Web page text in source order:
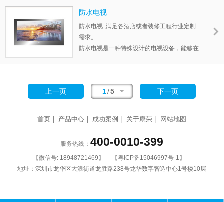
排队叫号机通常在需要管理大量客户流量的地
方使用，如餐馆、医院和银行等。用户从机器
上取号，然后等待他们的号码被叫到。
防水电视
防水电视 ,满足各酒店或者装修工程行业定制
需求。
防水电视是一种特殊设计的电视设备，能够在
上一页 1/5 下一页
首页 产品中心 成功案例 关于康荣 网站地图
服务热线： 400-0010-399
【微信号: 18948721469】 【粤ICP备15046997号-1 】
地址：深圳市龙华区大浪街道龙胜路238号龙华数字智造中心1号楼10层